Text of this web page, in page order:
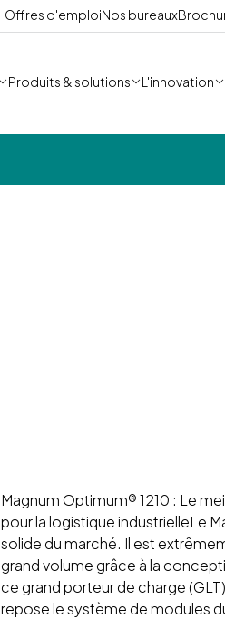
Offres d'emploiNos bureaux
Produits & solutions L'innovation
Magnum Optimum® 1210 : Le
pour la logistique industrielleLe
solide du marché. Il est
grand volume grâce à la
ce grand porteur de charge
repose le système de modules